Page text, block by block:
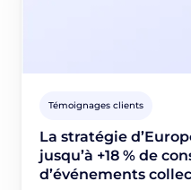
Témoignages clients
La stratégie
jusqu’à +18 % de
d’événements